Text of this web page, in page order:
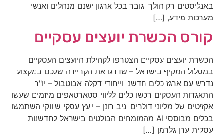
באנליסטים רק הולך וגובר בכל ארגון ישנם מנהלים ואנשי
מערכות מידע, […]
קורס הכשרת יועצים עסקיים
הכשרת יועצים עסקיים הצטרפו לקהילת היועצים העסקיים
במסלול המקיף בישראל – שדרגו את הקריירה שלכם במקצוע
נדרש עם ארגז כלים חדשני וייחודי דקלה אבוטבול – יו"ר
התאגדות העסקים רכשו כלים לליווי סטארטאפים מיזמים שעשו
אקזיטים של מליוני דולרים​ יניב רונן – יועץ עסקי שיווקי השתמשו
בכלים מבוססי AI מהמומחים הבולטים בישראל לחדשנות
עסקית ערן גלרמן […]